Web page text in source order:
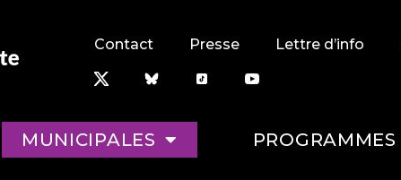
Contact Presse Lettre d’info
MUNICIPALES PROGRAMMES